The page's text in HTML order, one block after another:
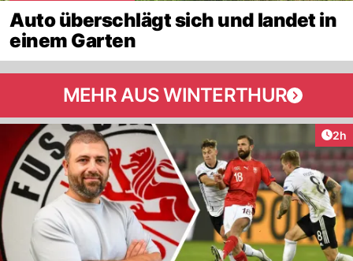
Auto überschlägt sich und landet in
einem Garten
MEHR AUS WINTERTHUR
2h